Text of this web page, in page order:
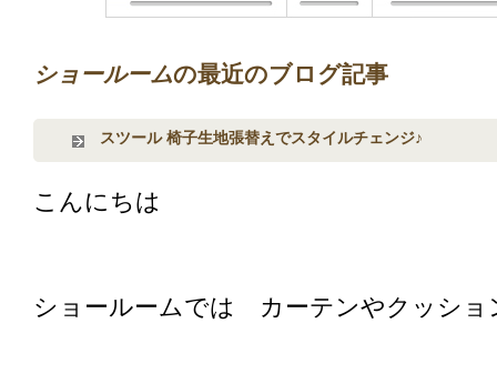
ショールームの最近のブログ記事
スツール 椅子生地張替えでスタイルチェンジ♪
こんにちは
ショールームでは カーテンやクッショ